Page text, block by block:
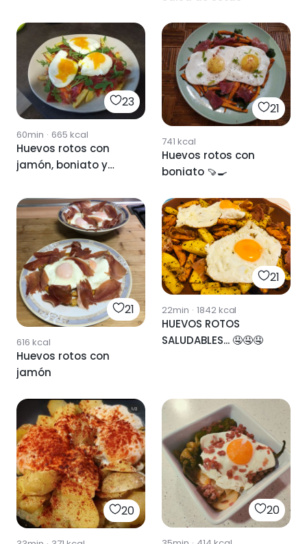
23
60min · 665 kcal
Huevos rotos con
jamón, boniato y
21
741 kcal
Huevos rotos con
boniato 🍠🍳
21
616 kcal
Huevos rotos con
jamón
21
22min · 1842kcal
HUEVOS ROTOS
SALUDABLES... 🤤🤤🤤
20 20